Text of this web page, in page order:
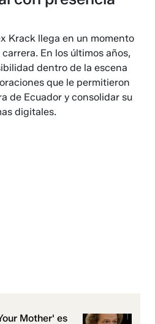
Krack llega en un momento
En los últimos años,
dentro de la escena
que le permitieron
de Ecuador y consolidar su
digitales.
Mother' es